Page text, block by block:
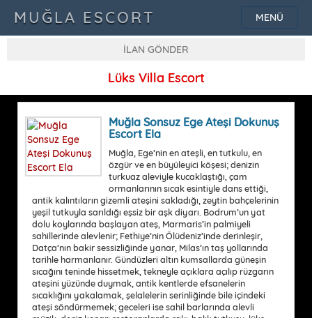
MENÜ
MUĞLA ESCORT
İLAN GÖNDER
Lüks Villa Escort
Muğla Sonsuz Ege Ateşi Dokunuş
Escort Ela
Muğla, Ege’nin en ateşli, en tutkulu, en
özgür ve en büyüleyici köşesi; denizin
turkuaz aleviyle kucaklaştığı, çam
ormanlarının sıcak esintiyle dans ettiği,
antik kalıntıların gizemli ateşini sakladığı, zeytin bahçelerinin
yeşil tutkuyla sarıldığı eşsiz bir aşk diyarı. Bodrum’un yat
dolu koylarında başlayan ateş, Marmaris’in palmiyeli
sahillerinde alevlenir; Fethiye’nin Ölüdeniz’inde derinleşir,
Datça’nın bakir sessizliğinde yanar, Milas’ın taş yollarında
tarihle harmanlanır. Gündüzleri altın kumsallarda güneşin
sıcağını teninde hissetmek, tekneyle açıklara açılıp rüzgarın
ateşini yüzünde duymak, antik kentlerde efsanelerin
sıcaklığını yakalamak, şelalelerin serinliğinde bile içindeki
ateşi söndürmemek; geceleri ise sahil barlarında alevli